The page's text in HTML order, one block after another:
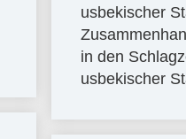
usbekischer
in den
usbekischer